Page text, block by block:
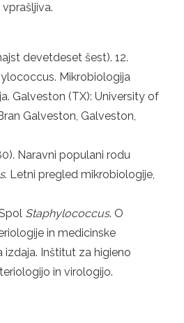
devetdeset šest). 12.
Mikrobiologija
Galveston (TX): University of
Galveston, Galveston,
Naravni populani rodu
. Letni pregled mikrobiologije,
Staphylococcus. O
in medicinske
izdaja. Inštitut za higieno
in virologijo.